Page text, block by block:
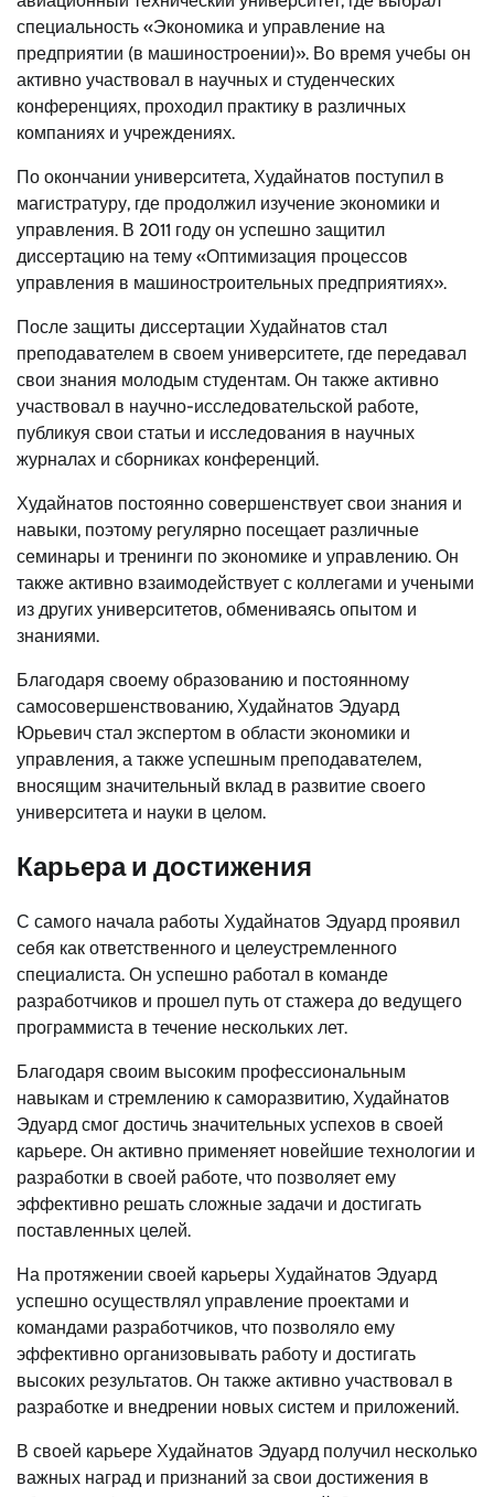
специальность «Экономика и управление на
предприятии (в машиностроении)». Во время учебы он
активно участвовал в научных и студенческих
конференциях, проходил практику в различных
компаниях и учреждениях.
По окончании университета, Худайнатов поступил в
магистратуру, где продолжил изучение экономики и
управления. В 2011 году он успешно защитил
диссертацию на тему «Оптимизация процессов
управления в машиностроительных предприятиях».
После защиты диссертации Худайнатов стал
преподавателем в своем университете, где передавал
свои знания молодым студентам. Он также активно
участвовал в научно-исследовательской работе,
публикуя свои статьи и исследования в научных
журналах и сборниках конференций.
Худайнатов постоянно совершенствует свои знания и
навыки, поэтому регулярно посещает различные
семинары и тренинги по экономике и управлению. Он
также активно взаимодействует с коллегами и учеными
из других университетов, обмениваясь опытом и
знаниями.
Благодаря своему образованию и постоянному
самосовершенствованию, Худайнатов Эдуард
Юрьевич стал экспертом в области экономики и
управления, а также успешным преподавателем,
вносящим значительный вклад в развитие своего
университета и науки в целом.
Карьера и достижения
С самого начала работы Худайнатов Эдуард проявил
себя как ответственного и целеустремленного
специалиста. Он успешно работал в команде
разработчиков и прошел путь от стажера до ведущего
программиста в течение нескольких лет.
Благодаря своим высоким профессиональным
навыкам и стремлению к саморазвитию, Худайнатов
Эдуард смог достичь значительных успехов в своей
карьере. Он активно применяет новейшие технологии и
разработки в своей работе, что позволяет ему
эффективно решать сложные задачи и достигать
поставленных целей.
На протяжении своей карьеры Худайнатов Эдуард
успешно осуществлял управление проектами и
командами разработчиков, что позволяло ему
эффективно организовывать работу и достигать
высоких результатов. Он также активно участвовал в
разработке и внедрении новых систем и приложений.
В своей карьере Худайнатов Эдуард получил несколько
важных наград и признаний за свои достижения в